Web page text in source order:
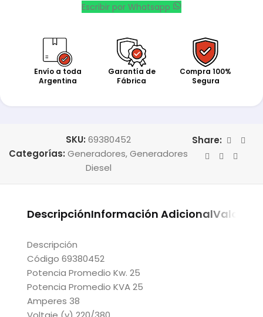
Escribir por Whatsapp
Envío a toda
Argentina
Garantía de
Fábrica
Compra 100%
Segura
SKU:69380452
Categorías: Generadores, Generadores
Diesel
Share:
DescripciónInformación Adicional
Descripción
Código 69380452
Potencia Promedio Kw. 25
Potencia Promedio KVA 25
Amperes 38